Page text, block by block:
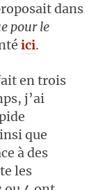
dans
pour le
ici.
en trois
j’ai
que
à des
les